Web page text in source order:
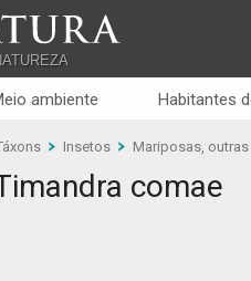
ambiente Habitantes
Insetos Mariposas, outras
comae